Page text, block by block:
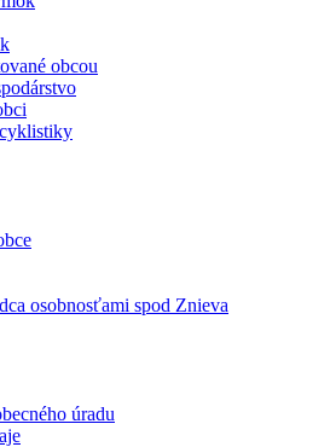
obcou
osobnosťami spod Znieva
úradu